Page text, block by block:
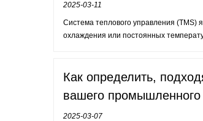
2025-03-11
Система теплового управления (TMS)
охлаждения или постоянных
Как определить,
вашего промышленного
2025-03-07